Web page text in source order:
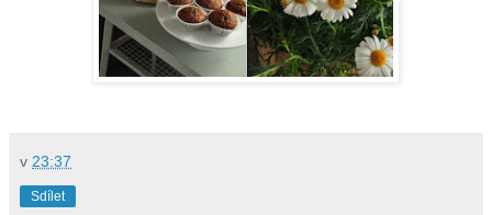
v 23:37
Sdílet